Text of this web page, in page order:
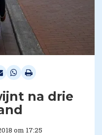
na drie
om 17:25